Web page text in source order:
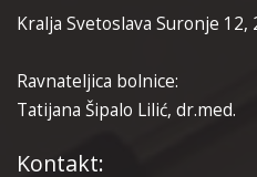
Kralja Svetoslava Suronje 12,
Ravnateljica bolnice:
Tatijana Šipalo Lilić, dr.med.
Kontakt: